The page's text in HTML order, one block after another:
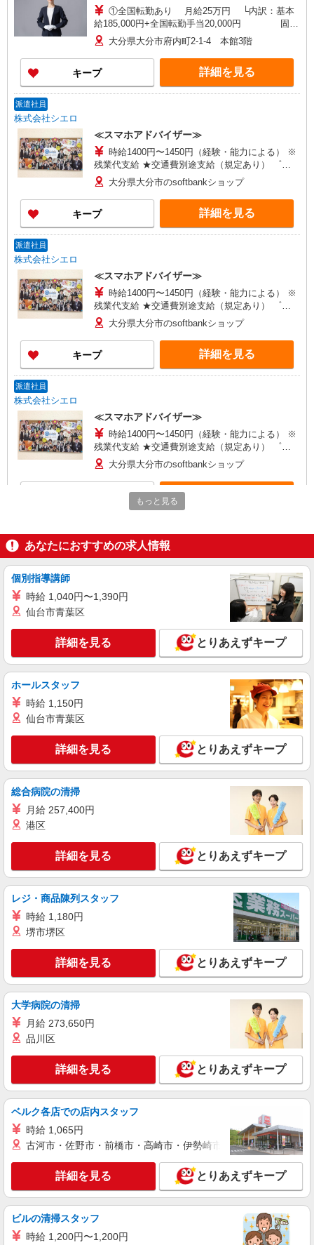
①全国転勤あり 月給25万円 └内訳：基本
給185,000円+全国転勤手当20,000円 固定
残業代（45,000円）を含む ②全国転勤なし 月給
23万円 └内訳：基本給18,5000円+固定残業代
（45,000円）を含む ◆昇給：年2回 ◆賞与：年2
回（1.5か月分※業績による） ◆交通費全額支給
※会社規定あり ◆出張手当※固定残業時間（45時
事へ行く場合：売り上げの0.5％×日数分を支給
大分県大分市府内町2-1-4 本館3階
キープ 詳細を見る
派遣社員
株式会社シエロ
≪スマホアドバイザー≫
時給1400円〜1450円（経験・能力による） ※
残業代支給 ★交通費別途支給（規定あり） ゜
+゜・。○。・゜+゜・。○。・゜+゜ 入社祝い金10
万円支給(規定有) お友達を紹介頂くと, インセンテ
ィブ支給(規定有) ★月2回払い・週払い可能（規程
有）★ ゜・。○。・゜+゜・。○。・゜+゜
大分県大分市のsoftbankショップ
キープ 詳細を見る
派遣社員
株式会社シエロ
≪スマホアドバイザー≫
時給1400円〜1450円（経験・能力による） ※
残業代支給 ★交通費別途支給（規定あり） ゜
+゜・。○。・゜+゜・。○。・゜+゜ 入社祝い金10
万円支給(規定有) お友達を紹介頂くと, インセンテ
ィブ支給(規定有) ★月2回払い・週払い可能（規程
有）★ ゜・。○。・゜+゜・。○。・゜+゜
大分県大分市のsoftbankショップ
キープ 詳細を見る
派遣社員
株式会社シエロ
≪スマホアドバイザー≫
時給1400円〜1450円（経験・能力による） ※
残業代支給 ★交通費別途支給（規定あり） ゜
+゜・。○。・゜+゜・。○。・゜+゜ 入社祝い金10
万円支給(規定有) お友達を紹介頂くと, インセンテ
ィブ支給(規定有) ★月2回払い・週払い可能（規程
有）★ ゜・。○。・゜+゜・。○。・゜+゜
大分県大分市のsoftbankショップ
株式会社シエロ
≪スマホアドバイザー≫
時給1400円〜1450円（経験・能力による） ※
残業代支給 ★交通費別途支給（規定あり） ゜
+゜・。○。・゜+゜・。○。・゜+゜ 入社祝い金10
有）★ ゜・。○。・゜+゜・。○。・゜+゜
大分県大分市のsoftbankショップ
キープ 詳細を見る
株式会社シエロ
時給1400円〜1450円（経験・能力による） ※
残業代支給 ★交通費別途支給（規定あり） ゜
+゜・。○。・゜+゜・。○。・゜+゜ 入社祝い金10
万円支給(規定有) お友達を紹介頂くと, インセンテ
ィブ支給(規定有) ★月2回払い・週払い可能（規程
有）★ ゜・。○。・゜+゜・。○。・゜+゜
大分県大分市のsoftbankショップ
キープ 詳細を見る
紹介予定派遣
株式会社シエロ
≪スマホアドバイザー≫
時給1400円〜1450円（経験・能力による） ※
残業代支給 ★交通費別途支給（規定あり） ゜
+゜・。○。・゜+゜・。○。・゜+゜ 入社祝い金10
万円支給(規定有) お友達を紹介頂くと, インセンテ
有）★ ゜・。○。・゜+゜・。○。・゜+゜
大分県大分市のsoftbankショップ
キープ 詳細を見る
派遣社員
株式会社シエロ
≪スマホアドバイザー≫
時給1400円〜1450円（経験・能力による） ※
残業代支給 ★交通費別途支給（規定あり） ゜
+゜・。○。・゜+゜・。○。・゜+゜ 入社祝い金10
有）★ ゜・。○。・゜+゜・。○。・゜+゜
詳細を見る
派遣社員
株式会社シエロ
時給1400円〜1450円（経験・能力による） ※
残業代支給 ★交通費別途支給（規定あり） ゜
+゜・。○。・゜+゜・。○。・゜+゜ 入社祝い金10
万円支給(規定有) お友達を紹介頂くと, インセンテ
ィブ支給(規定有) ★月2回払い・週払い可能（規程
有）★ ゜・。○。・゜+゜・。○。・゜+゜
大分県大分市のsoftbankショップ
キープ 詳細を見る
派遣社員
もっと見る
あなたにおすすめの求人情報
個別指導講師
時給 1,040円〜1,390円
仙台市青葉区
詳細を見る とりあえずキープ
ホールスタッフ
時給 1,150円
仙台市青葉区
詳細を見る とりあえずキープ
総合病院の清掃
月給 257,400円
港区
詳細を見る とりあえずキープ
レジ・商品陳列スタッフ
時給 1,180円
堺市堺区
詳細を見る とりあえずキープ
大学病院の清掃
月給 273,650円
品川区
詳細を見る とりあえずキープ
ベルク各店での店内スタッフ
時給 1,065円
古河市・佐野市・前橋市・高崎市・伊勢崎市・太田市・館林市
詳細を見る とりあえずキープ
ビルの清掃スタッフ
時給 1,200円〜1,200円